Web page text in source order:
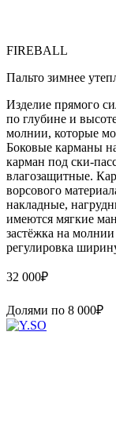
FIREBALL
Пальто зимнее
Изделие прямого
по глубине и
молнии, которые
Боковые карманы
карман под ски-
влагозащитные.
ворсового
накладные,
имеются мягкие
застёжка на
регулировка
32 000₽
Долями по 8 000₽